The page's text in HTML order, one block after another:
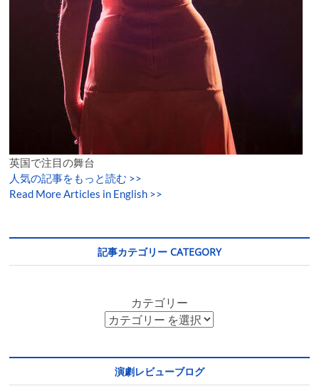
英国で注目の舞台
人気の記事をもっと読む >>
Read More Articles in English >>
記事カテゴリー CATEGORY
カテゴリー
演劇レビューブログ